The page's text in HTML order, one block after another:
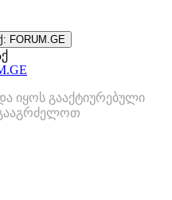
FORUM.GE
იყოს გააქტიურებული